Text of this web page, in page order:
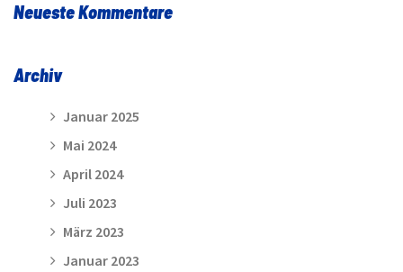
Neueste Kommentare
Archiv
Januar 2025
Mai 2024
April 2024
Juli 2023
März 2023
Januar 2023